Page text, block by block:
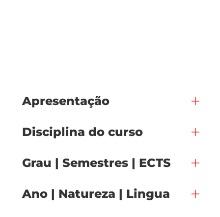
Apresentação
Disciplina do curso
Grau | Semestres | ECTS
Ano | Natureza | Lingua